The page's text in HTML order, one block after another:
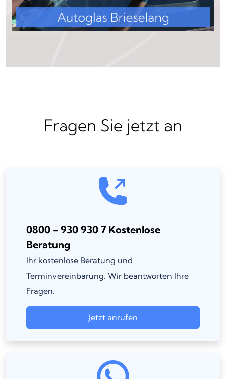
Fragen Sie jetzt an
0800 - 930 930 7 Kostenlose
Beratung
Ihr kostenlose Beratung und
Terminvereinbarung. Wir beantworten Ihre
Fragen.
Jetzt anrufen